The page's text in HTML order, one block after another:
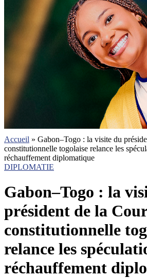
Accueil » Gabon–Togo : la visite du
constitutionnelle togolaise relance les
réchauffement diplomatique
DIPLOMATIE
Gabon–Togo : la
président de la Cour
constitutionnelle
relance les
réchauffement